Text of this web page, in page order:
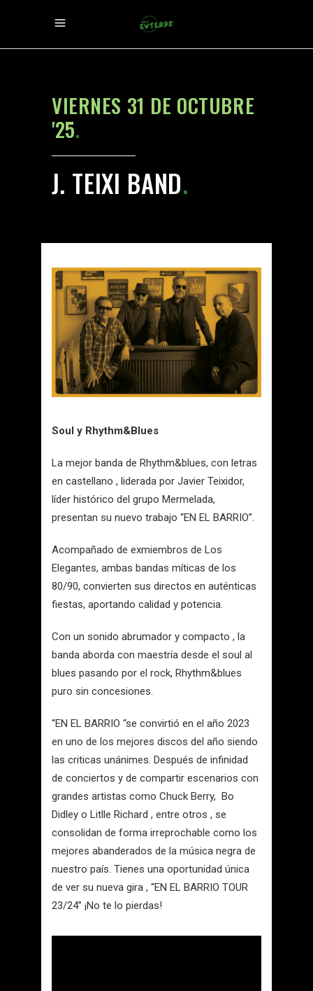
VIERNES 31 DE OCTUBRE
'25.
J. TEIXI BAND.
Soul y Rhythm&Blues
La mejor banda de Rhythm&blues, con letras
en castellano , liderada por Javier Teixidor,
líder histórico del grupo Mermelada,
presentan su nuevo trabajo “EN EL BARRIO”.
Acompañado de exmiembros de Los
Elegantes, ambas bandas míticas de los
80/90, convierten sus directos en auténticas
fiestas, aportando calidad y potencia.
Con un sonido abrumador y compacto , la
banda aborda con maestría desde el soul al
blues pasando por el rock, Rhythm&blues
puro sin concesiones.
“EN EL BARRIO “se convirtió en el año 2023
en uno de los mejores discos del año siendo
las criticas unánimes. Después de infinidad
de conciertos y de compartir escenarios con
grandes artistas como Chuck Berry, Bo
Didley o Litlle Richard , entre otros , se
consolidan de forma irreprochable como los
mejores abanderados de la música negra de
nuestro país. Tienes una oportunidad única
de ver su nueva gira , “EN EL BARRIO TOUR
23/24” ¡No te lo pierdas!